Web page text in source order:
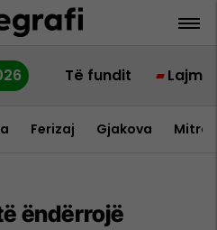
Të fundit Lajme
Ferizaj Gjakova
ëndërrojë